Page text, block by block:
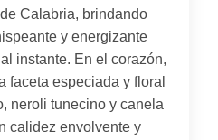
Calabria, brindando
y energizante
instante. En el corazón,
faceta especiada y floral
neroli tunecino y canela
calidez envolvente y